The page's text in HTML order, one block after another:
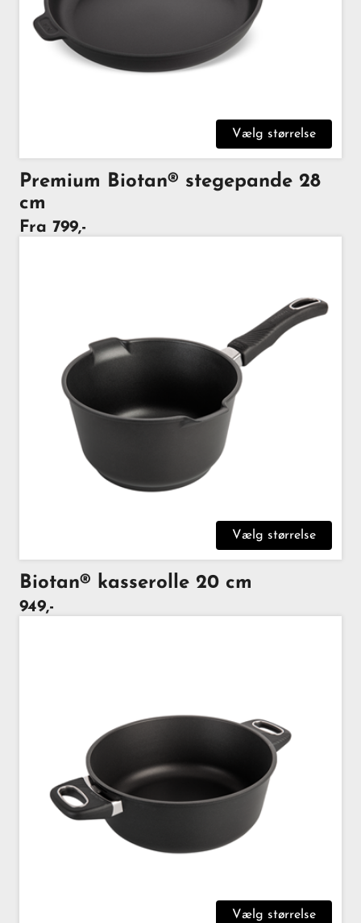
Premium Biotan® stegepande 28
cm
Fra 799,-
Vælg størrelse
Biotan® kasserolle 20 cm
949,-
Vælg størrelse
Vælg størrelse